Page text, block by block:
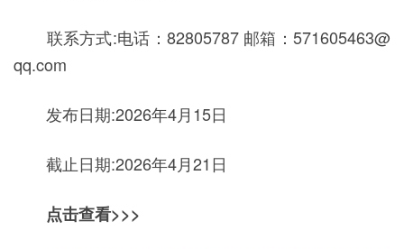
联系方式:电话：82805787 邮箱：571605463@
qq.com
发布日期:2026年4月15日
截止日期:2026年4月21日
点击查看>>>